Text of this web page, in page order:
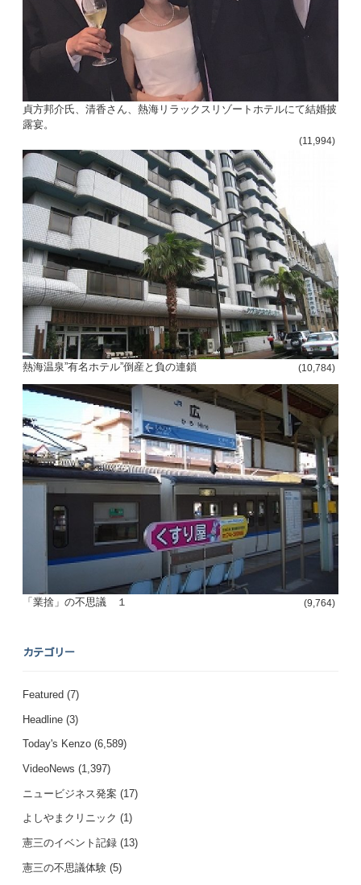
貞方邦介氏、清香さん、熱海リラックスリゾートホテルにて結婚披
露宴。
(11,994)
熱海温泉”有名ホテル”倒産と負の連鎖 (10,784)
「業捨」の不思議 １ (9,764)
カテゴリー
Featured (7)
Headline (3)
Today's Kenzo (6,589)
VideoNews (1,397)
ニュービジネス発案 (17)
よしやまクリニック (1)
憲三のイベント記録 (13)
憲三の不思議体験 (5)